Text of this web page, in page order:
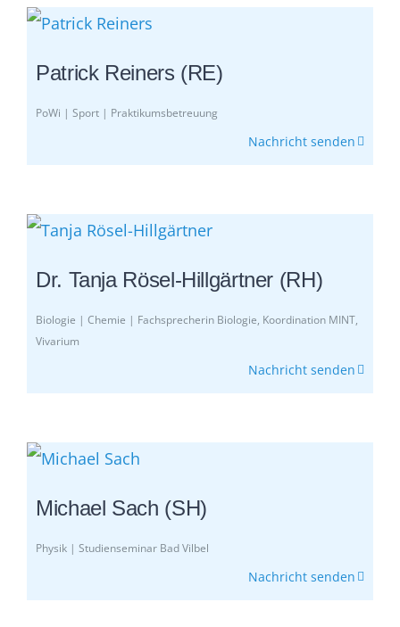
Patrick Reiners (RE)
PoWi | Sport | Praktikumsbetreuung
Nachricht senden
Dr. Tanja Rösel-Hillgärtner (RH)
Biologie | Chemie | Fachsprecherin Biologie, Koordination MINT,
Vivarium
Nachricht senden
Michael Sach (SH)
Physik | Studienseminar Bad Vilbel
Nachricht senden